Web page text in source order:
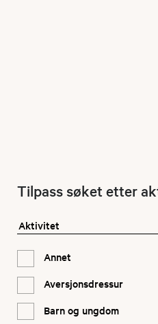
Tilpass søket etter
Aktivitet
Annet
Aversjonsdressur
Barn og ungdom